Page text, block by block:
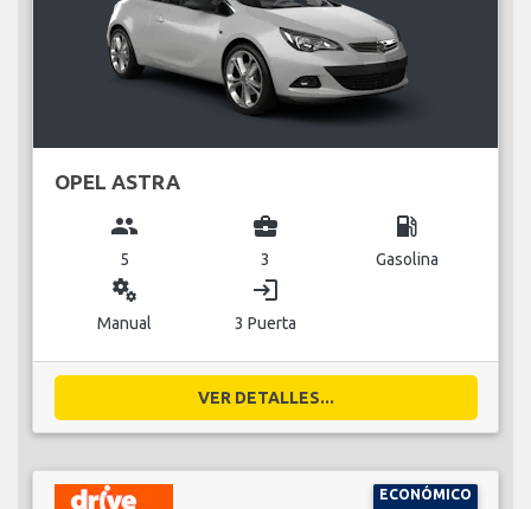
OPEL ASTRA
group
5
business_center
3
local_gas_station
Gasolina
miscellaneous_services
Manual
login
3 Puerta
VER DETALLES...
ECONÓMICO